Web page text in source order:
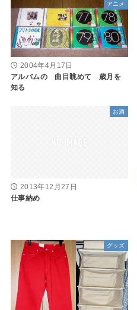
アニメ
2004年4月17日
アルバムの 曲目眺めて 歳月を
知る
お酒
2013年12月27日
仕事納め
グッズ